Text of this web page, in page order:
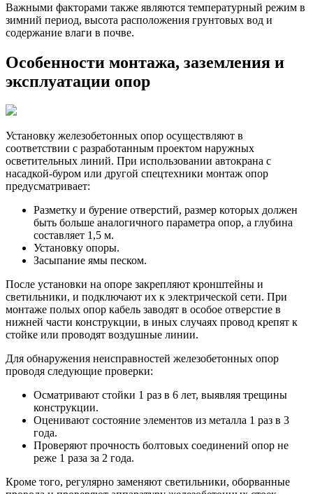
Важными факторами также являются температурный режим в
зимний период, высота расположения грунтовых вод и
содержание влаги в почве.
Особенности монтажа, заземления и
эксплуатации опор
Установку железобетонных опор осуществляют в
соответствии с разработанным проектом наружных
осветительных линий. При использовании автокрана с
насадкой-буром или другой спецтехники монтаж опор
предусматривает:
Разметку и бурение отверстий, размер которых должен
быть больше аналогичного параметра опор, а глубина
составляет 1,5 м.
Установку опоры.
Засыпание ямы песком.
После установки на опоре закрепляют кронштейны и
светильники, и подключают их к электрической сети. При
монтаже полых опор кабель заводят в особое отверстие в
нижней части конструкции, в иных случаях провод крепят к
стойке или проводят воздушные линии.
Для обнаружения неисправностей железобетонных опор
проводя следующие проверки:
Осматривают стойки 1 раз в 6 лет, выявляя трещины
конструкции.
Оценивают состояние элементов из металла 1 раз в 3
года.
Проверяют прочность болтовых соединений опор не
реже 1 раза за 2 года.
Кроме того, регулярно заменяют светильники, оборванные